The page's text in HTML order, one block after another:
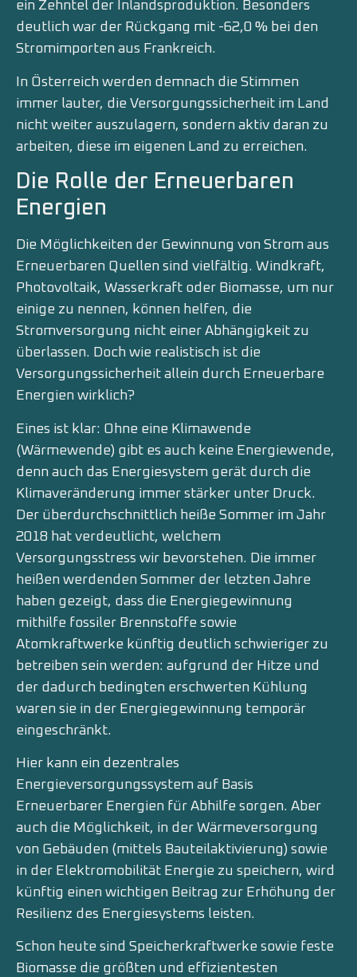
ein Zehntel der Inlandsproduktion. Besonders
deutlich war der Rückgang mit -62,0 % bei den
Stromimporten aus Frankreich.
In Österreich werden demnach die Stimmen
immer lauter, die Versorgungssicherheit im Land
nicht weiter auszulagern, sondern aktiv daran zu
arbeiten, diese im eigenen Land zu erreichen.
Die Rolle der Erneuerbaren
Energien
Die Möglichkeiten der Gewinnung von Strom aus
Erneuerbaren Quellen sind vielfältig. Windkraft,
Photovoltaik, Wasserkraft oder Biomasse, um nur
einige zu nennen, können helfen, die
Stromversorgung nicht einer Abhängigkeit zu
überlassen. Doch wie realistisch ist die
Versorgungssicherheit allein durch Erneuerbare
Energien wirklich?
Eines ist klar: Ohne eine Klimawende
(Wärmewende) gibt es auch keine Energiewende,
denn auch das Energiesystem gerät durch die
Klimaveränderung immer stärker unter Druck.
Der überdurchschnittlich heiße Sommer im Jahr
2018 hat verdeutlicht, welchem
Versorgungsstress wir bevorstehen. Die immer
heißen werdenden Sommer der letzten Jahre
haben gezeigt, dass die Energiegewinnung
mithilfe fossiler Brennstoffe sowie
Atomkraftwerke künftig deutlich schwieriger zu
betreiben sein werden: aufgrund der Hitze und
der dadurch bedingten erschwerten Kühlung
waren sie in der Energiegewinnung temporär
eingeschränkt.
Hier kann ein dezentrales
Energieversorgungssystem auf Basis
Erneuerbarer Energien für Abhilfe sorgen. Aber
auch die Möglichkeit, in der Wärmeversorgung
von Gebäuden (mittels Bauteilaktivierung) sowie
in der Elektromobilität Energie zu speichern, wird
künftig einen wichtigen Beitrag zur Erhöhung der
Resilienz des Energiesystems leisten.
Schon heute sind Speicherkraftwerke sowie feste
Biomasse die größten und effizientesten